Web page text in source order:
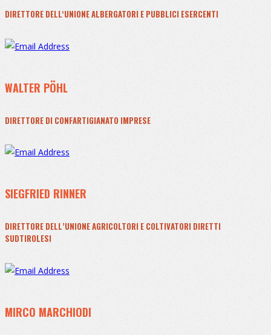
DIRETTORE DELL‘UNIONE ALBERGATORI E PUBBLICI ESERCENTI
WALTER PÖHL
DIRETTORE DI CONFARTIGIANATO IMPRESE
SIEGFRIED RINNER
DIRETTORE DELL’UNIONE AGRICOLTORI E COLTIVATORI DIRETTI
SUDTIROLESI
MIRCO MARCHIODI